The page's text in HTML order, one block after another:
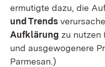
ermutigte dazu, die
und Trends
Aufklärung zu nutzen
und ausgewogenere
Parmesan.)